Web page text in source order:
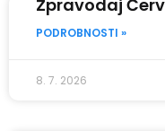
Zpravodaj
PODROBNOSTI »
8. 7. 2026